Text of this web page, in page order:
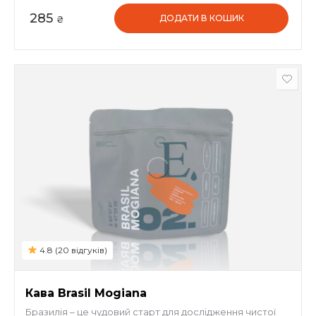
285 ₴ ДОДАТИ В КОШИК
4.8 (20 відгуків)
Кава Brasil Mogiana
Бразилія – це чудовий старт для дослідження чистої